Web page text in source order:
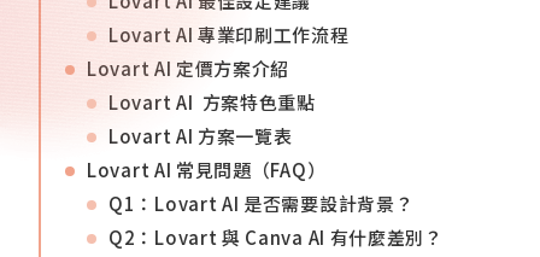
Lovart AI 專業印刷工作流程
Lovart AI 定價方案介紹
Lovart AI 方案特色重點
Lovart AI 方案一覽表
Lovart AI 常見問題（FAQ）
Q1：Lovart AI 是否需要設計背景？
Q2：Lovart 與 Canva AI 有什麼差別？